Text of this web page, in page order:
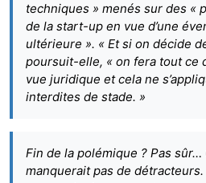
techniques » menés sur des «
de la start-up en vue d’une
ultérieure ». « Et si on décide
poursuit-elle, « on fera tout ce
vue juridique et cela ne
interdites de stade. »
Fin de la polémique ? Pas sûr…
manquerait pas de